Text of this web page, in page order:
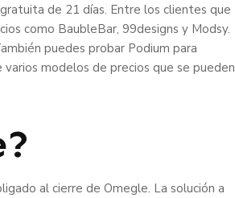
de 21 días. Entre los clientes que
como BaubleBar, 99designs y Modsy.
puedes probar Podium para
modelos de precios que se pueden
al cierre de Omegle. La solución a